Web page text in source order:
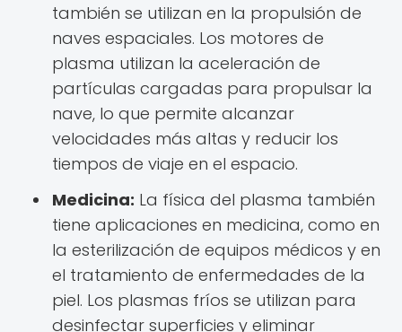
también se utilizan en la propulsión de
naves espaciales. Los motores de
plasma utilizan la aceleración de
partículas cargadas para propulsar la
nave, lo que permite alcanzar
velocidades más altas y reducir los
tiempos de viaje en el espacio.
Medicina: La física del plasma también
tiene aplicaciones en medicina, como en
la esterilización de equipos médicos y en
el tratamiento de enfermedades de la
piel. Los plasmas fríos se utilizan para
desinfectar superficies y eliminar